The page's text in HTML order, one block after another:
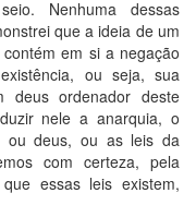
Nenhuma dessas
que a ideia de um
em si a negação
ou seja, sua
deus ordenador deste
nele a anarquia, o
ou deus, ou as leis da
com certeza, pela
essas leis existem,